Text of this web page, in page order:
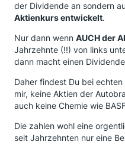
der Dividende an sondern
Aktienkurs entwickelt.
Nur dann wenn AUCH der
Jahrzehnte (!!) von links
dann macht einen
Daher findest Du bei
mir, keine Aktien der
auch keine Chemie wie
Die zahlen wohl eine
seit Jahrzehnten nur eine